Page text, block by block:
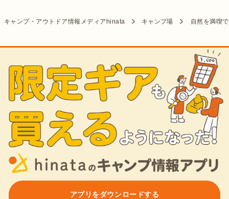
キャンプ・アウトドア情報メディアhinata キャンプ場 自然を満喫
アプリをダウンロードする